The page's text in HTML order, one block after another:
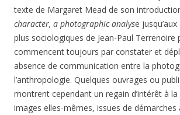
texte de Margaret Mead de son
character, a photographic analyse
plus sociologiques de Jean-Paul Terrenoire
commencent toujours par constater et
absence de communication entre la
l’anthropologie. Quelques ouvrages ou
montrent cependant un regain d’intérêt à
images elles-mêmes, issues de